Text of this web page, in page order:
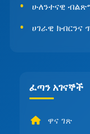
ሁለንተናዊ
ሀገራዊ ክብርንና
ፈጣን አገናኞች
ዋና ገጽ